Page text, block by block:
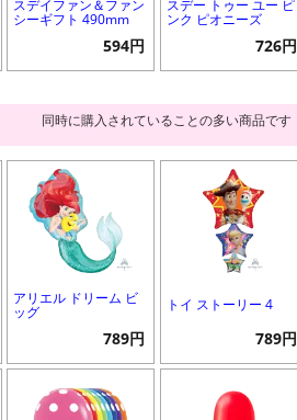
スデイファン＆ファン
シーギフト 490mm
594円
スデー トゥー ユー ピ
ンク ピオニーズ
726円
同時に購入されていることの多い商品です
アリエル ドリーム ビ
ッグ
789円
トイ ストーリー 4
789円